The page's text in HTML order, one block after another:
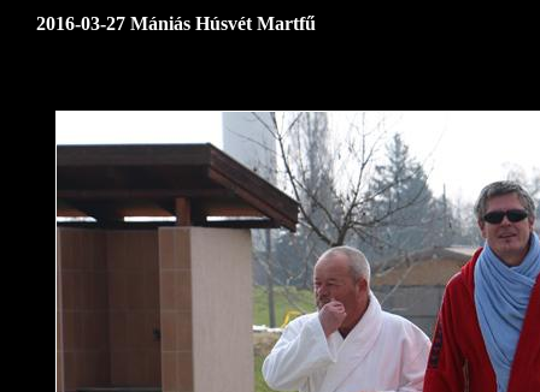
2016-03-27 Mániás Húsvét Martfű